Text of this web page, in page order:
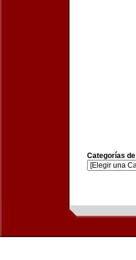
Categorías